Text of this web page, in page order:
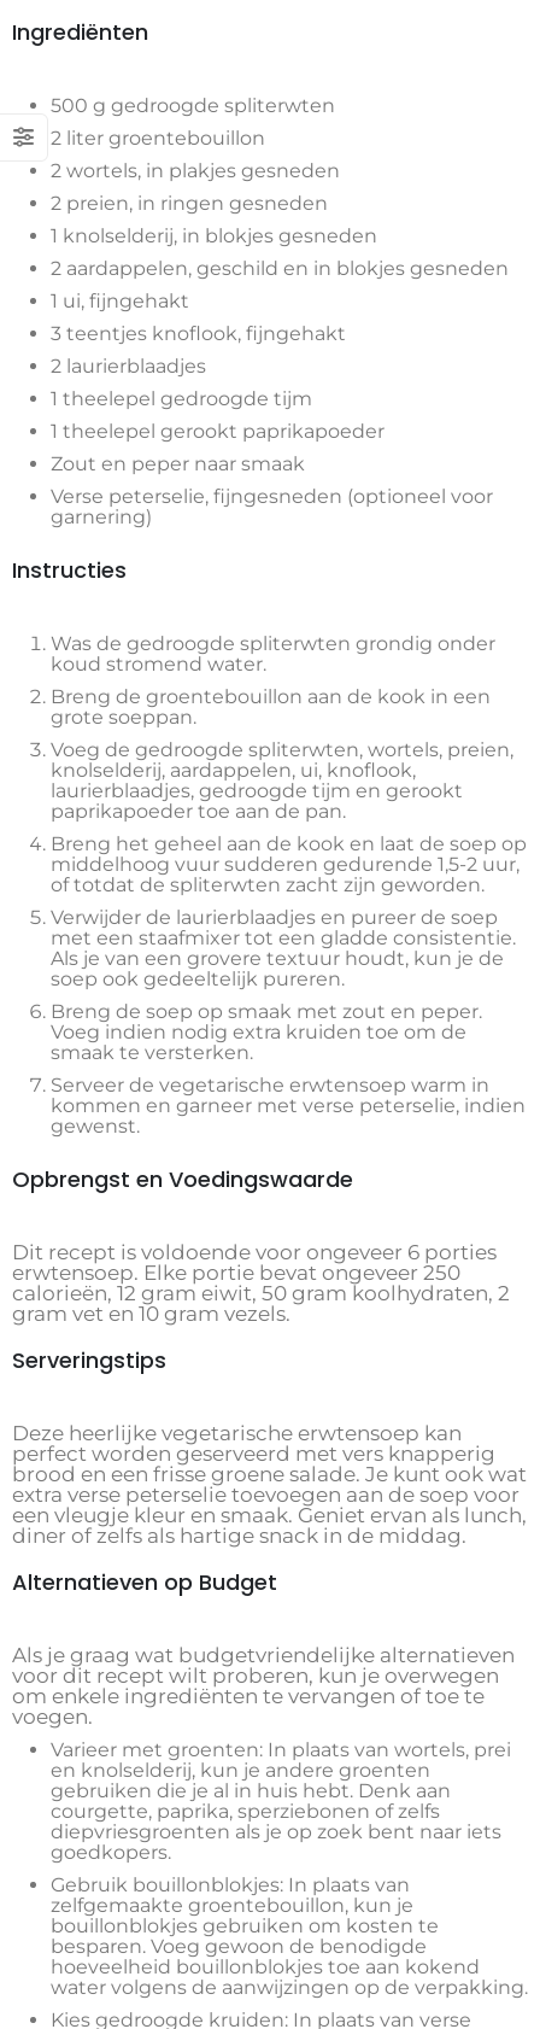
Ingrediënten
500 g gedroogde spliterwten
2 liter groentebouillon
2 wortels, in plakjes gesneden
2 preien, in ringen gesneden
1 knolselderij, in blokjes gesneden
2 aardappelen, geschild en in blokjes gesneden
1 ui, fijngehakt
3 teentjes knoflook, fijngehakt
2 laurierblaadjes
1 theelepel gedroogde tijm
1 theelepel gerookt paprikapoeder
Zout en peper naar smaak
Verse peterselie, fijngesneden (optioneel voor
garnering)
Instructies
Was de gedroogde spliterwten grondig onder
koud stromend water.
Breng de groentebouillon aan de kook in een
grote soeppan.
Voeg de gedroogde spliterwten, wortels, preien,
knolselderij, aardappelen, ui, knoflook,
laurierblaadjes, gedroogde tijm en gerookt
paprikapoeder toe aan de pan.
Breng het geheel aan de kook en laat de soep op
middelhoog vuur sudderen gedurende 1,5-2 uur,
of totdat de spliterwten zacht zijn geworden.
Verwijder de laurierblaadjes en pureer de soep
met een staafmixer tot een gladde consistentie.
Als je van een grovere textuur houdt, kun je de
soep ook gedeeltelijk pureren.
Breng de soep op smaak met zout en peper.
Voeg indien nodig extra kruiden toe om de
smaak te versterken.
Serveer de vegetarische erwtensoep warm in
kommen en garneer met verse peterselie, indien
gewenst.
Opbrengst en Voedingswaarde
Dit recept is voldoende voor ongeveer 6 porties
erwtensoep. Elke portie bevat ongeveer 250
calorieën, 12 gram eiwit, 50 gram koolhydraten, 2
gram vet en 10 gram vezels.
Serveringstips
Deze heerlijke vegetarische erwtensoep kan
perfect worden geserveerd met vers knapperig
brood en een frisse groene salade. Je kunt ook wat
extra verse peterselie toevoegen aan de soep voor
een vleugje kleur en smaak. Geniet ervan als lunch,
diner of zelfs als hartige snack in de middag.
Alternatieven op Budget
Als je graag wat budgetvriendelijke alternatieven
voor dit recept wilt proberen, kun je overwegen
om enkele ingrediënten te vervangen of toe te
voegen.
Varieer met groenten: In plaats van wortels, prei
en knolselderij, kun je andere groenten
gebruiken die je al in huis hebt. Denk aan
courgette, paprika, sperziebonen of zelfs
diepvriesgroenten als je op zoek bent naar iets
goedkopers.
Gebruik bouillonblokjes: In plaats van
zelfgemaakte groentebouillon, kun je
bouillonblokjes gebruiken om kosten te
besparen. Voeg gewoon de benodigde
hoeveelheid bouillonblokjes toe aan kokend
water volgens de aanwijzingen op de verpakking.
Kies gedroogde kruiden: In plaats van verse